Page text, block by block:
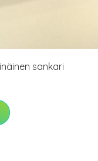
sankari